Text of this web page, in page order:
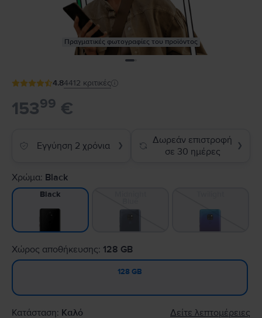
Πραγματικές φωτογραφίες του προϊόντος
4.84412 κριτικές
15399 €
Εγγύηση 2 χρόνια ❯
Δωρεάν επιστροφή
σε 30 ημέρες
❯
Χρώμα: Black
Black
Χώρος αποθήκευσης: 128 GB
128 GB
Κατάσταση: Καλό Δείτε λεπτομέρειες